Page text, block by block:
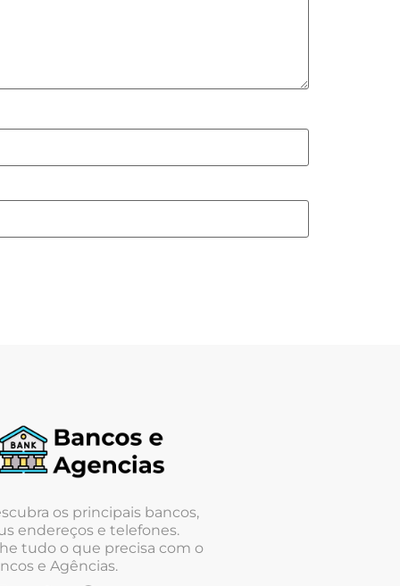
os principais bancos,
endereços e telefones.
tudo o que precisa com o
e Agências.